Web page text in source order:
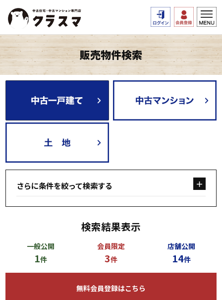
販売物件検索
さらに条件を絞って検索する
検索結果表示
一般公開
1件
会員限定
3件
店舗公開
14件
無料会員登録はこちら